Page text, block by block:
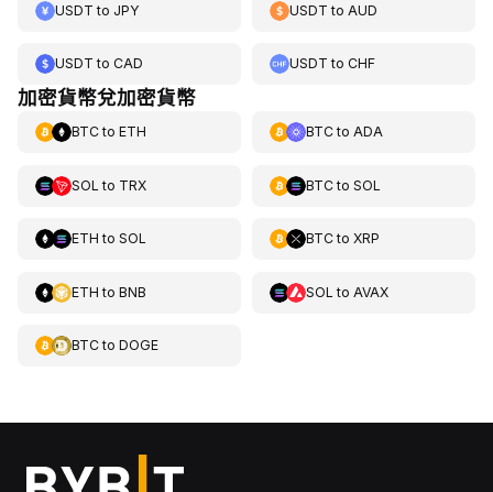
USDT to JPY USDT to AUD
USDT to CAD USDT toCHF
加密貨幣兌加密貨幣
BTCto ETH BTCto ADA
SOL to TRX BTCto SOL
ETH to SOL BTCto XRP
ETH to BNB SOL to AVAX
BTCto DOGE